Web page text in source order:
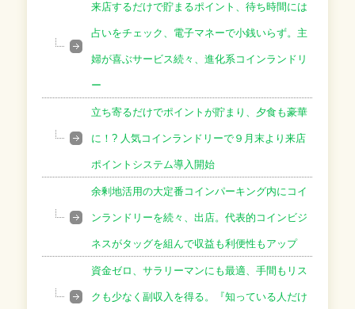
来店するだけで貯まるポイント、待ち時間には
占いをチェック、電子マネーで小銭いらず。主
婦が喜ぶサービス続々、進化系コインランドリ
ー
立ち寄るだけでポイントが貯まり、夕食も豪華
に！? 人気コインランドリーで９月末より来店
ポイントシステム導入開始
余剰地活用の大定番コインパーキング内にコイ
ンランドリーを続々、出店。代表的コインビジ
ネスがタッグを組んで収益も利便性もアップ
資金ゼロ、サラリーマンにも最適、手間もリス
クも少なく副収入を得る。『知っている人だけ